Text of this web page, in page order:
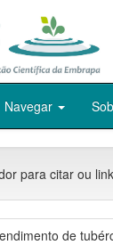
Navegar
para citar ou
de